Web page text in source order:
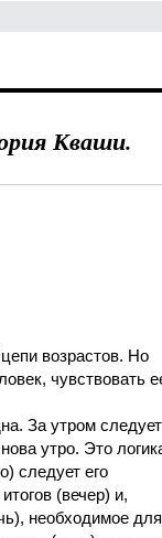
Кваши.
возрастов. Но
чувствовать
За утром следует
утро. Это
следует его
(вечер) и,
необходимое для